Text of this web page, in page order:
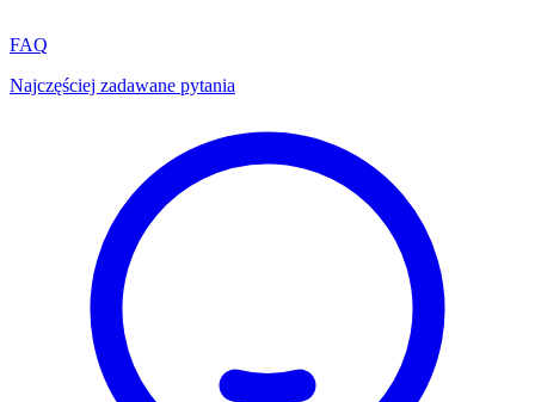
FAQ
Najczęściej zadawane pytania